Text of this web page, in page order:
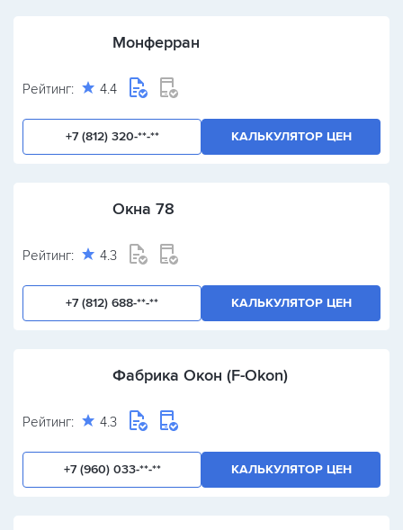
Монферран
Рейтинг: 4.4
+7 (812) 320-**-** КАЛЬКУЛЯТОР ЦЕН
Окна 78
Рейтинг: 4.3
+7 (812) 688-**-** КАЛЬКУЛЯТОР ЦЕН
Фабрика Окон (F-Okon)
Рейтинг: 4.3
+7 (960) 033-**-** КАЛЬКУЛЯТОР ЦЕН